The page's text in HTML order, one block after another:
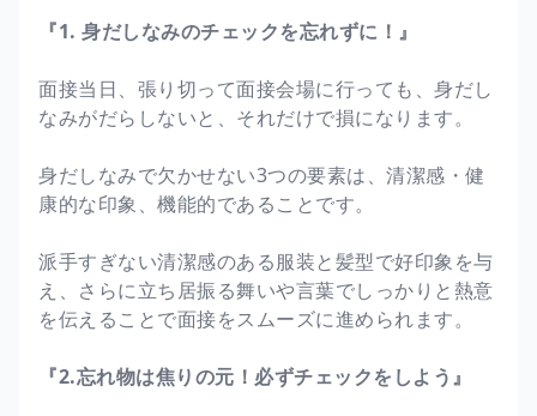
『1. 身だしなみのチェックを忘れずに！』
面接当日、張り切って面接会場に行っても、身だし
なみがだらしないと、それだけで損になります。
身だしなみで欠かせない3つの要素は、清潔感・健
康的な印象、機能的であることです。
派手すぎない清潔感のある服装と髪型で好印象を与
え、さらに立ち居振る舞いや言葉でしっかりと熱意
を伝えることで面接をスムーズに進められます。
『2.忘れ物は焦りの元！必ずチェックをしよう』